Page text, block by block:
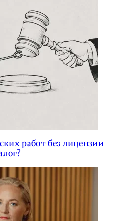
работ без лицензии